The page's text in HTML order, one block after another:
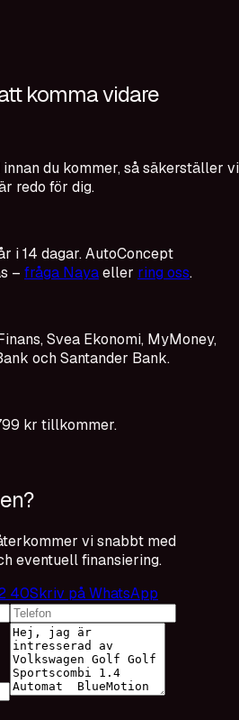
komma vidare
du kommer, så säkerställer vi
redo för dig.
i 14 dagar. AutoConcept
– fråga Nayaeller ring oss.
Svea Ekonomi, MyMoney,
och Santander Bank.
kr tillkommer.
vi snabbt med
eventuell finansiering.
40Skriv på WhatsApp